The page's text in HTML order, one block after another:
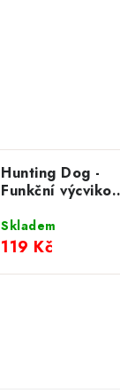
Hunting Dog -
Funkční
220 g
Skladem
119 Kč